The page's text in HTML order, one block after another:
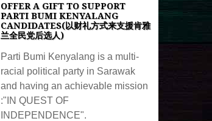
OFFER A GIFT TO SUPPORT
PARTI BUMI KENYALANG
CANDIDATES(以财礼方式来支援肯雅
兰全民党后选人)
Parti Bumi Kenyalang is a multi-
racial political party in Sarawak
and having an achievable mission
:"IN QUEST OF
INDEPENDENCE".